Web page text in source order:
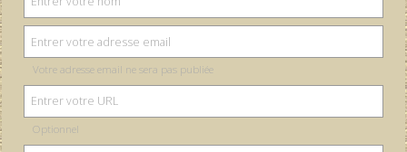
Votre adresse email ne sera pas publiée
Optionnel